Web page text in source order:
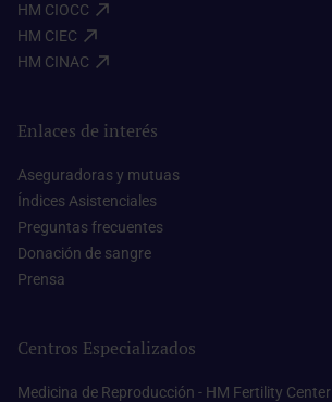
HM CIOCC​
HM CIEC​
HM CINAC​
Enlaces de interés
Aseguradoras y mutuas​
Índices Asistenciales​
Preguntas frecuentes​
Donación de sangre​
Prensa​
Centros Especializados
Medicina de Reproducción - HM Fertility Center​